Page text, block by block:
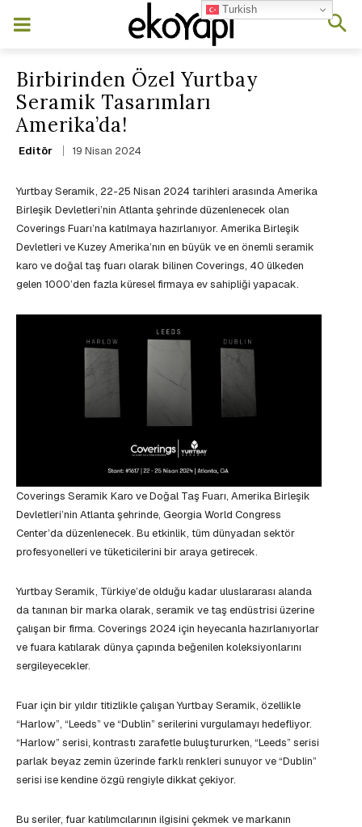
Birbirinden Özel Yurtbay
Seramik Tasarımları
Amerika’da!
Editör 19 Nisan 2024
Yurtbay Seramik, 22-25 Nisan 2024 tarihleri arasında Amerika
Birleşik Devletleri’nin Atlanta şehrinde düzenlenecek olan
Coverings Fuarı’na katılmaya hazırlanıyor. Amerika Birleşik
Devletleri ve Kuzey Amerika’nın en büyük ve en önemli seramik
karo ve doğal taş fuarı olarak bilinen Coverings, 40 ülkeden
gelen 1000’den fazla küresel firmaya ev sahipliği yapacak.
Coverings Seramik Karo ve Doğal Taş Fuarı, Amerika Birleşik
Devletleri’nin Atlanta şehrinde, Georgia World Congress
Center’da düzenlenecek. Bu etkinlik, tüm dünyadan sektör
profesyonelleri ve tüketicilerini bir araya getirecek.
Yurtbay Seramik, Türkiye’de olduğu kadar uluslararası alanda
da tanınan bir marka olarak, seramik ve taş endüstrisi üzerine
çalışan bir firma. Coverings 2024 için heyecanla hazırlanıyorlar
ve fuara katılarak dünya çapında beğenilen koleksiyonlarını
sergileyecekler.
Fuar için bir yıldır titizlikle çalışan Yurtbay Seramik, özellikle
“Harlow”, “Leeds” ve “Dublin” serilerini vurgulamayı hedefliyor.
“Harlow” serisi, kontrastı zarafetle buluştururken, “Leeds” serisi
parlak beyaz zemin üzerinde farklı renkleri sunuyor ve “Dublin”
serisi ise kendine özgü rengiyle dikkat çekiyor.
Bu seriler, fuar katılımcılarının ilgisini çekmek ve markanın
Turkish